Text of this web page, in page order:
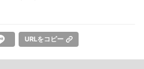
URLをコピー